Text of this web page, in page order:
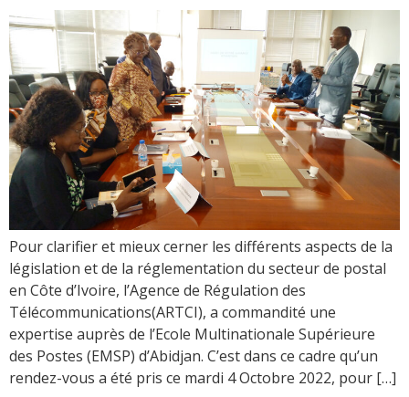
Pour clarifier et mieux cerner les différents aspects de la
législation et de la réglementation du secteur de postal
en Côte d’Ivoire, l’Agence de Régulation des
Télécommunications(ARTCI), a commandité une
expertise auprès de l’Ecole Multinationale Supérieure
des Postes (EMSP) d’Abidjan. C’est dans ce cadre qu’un
rendez-vous a été pris ce mardi 4 Octobre 2022, pour […]